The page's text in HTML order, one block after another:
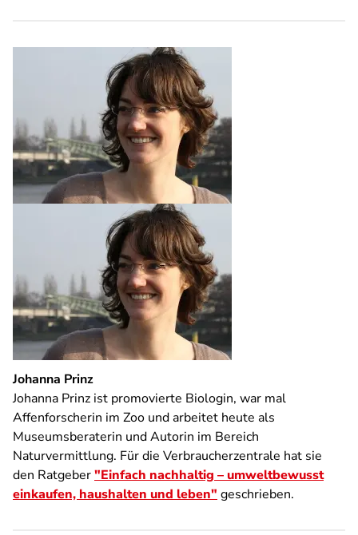
Johanna Prinz
Johanna Prinz ist promovierte Biologin, war mal
Affenforscherin im Zoo und arbeitet heute als
Museumsberaterin und Autorin im Bereich
Naturvermittlung. Für die Verbraucherzentrale hat sie
den Ratgeber"Einfach nachhaltig – umweltbewusst
einkaufen, haushalten und leben" geschrieben.